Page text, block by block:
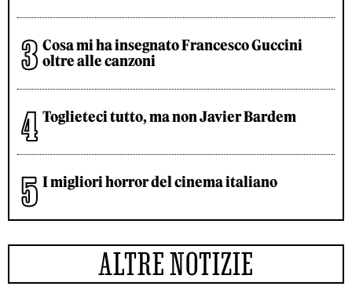
Cosa mi ha insegnato Francesco Guccini
oltre alle canzoni
Toglieteci tutto, ma non Javier Bardem
I migliori horror del cinema italiano
ALTRE NOTIZIE